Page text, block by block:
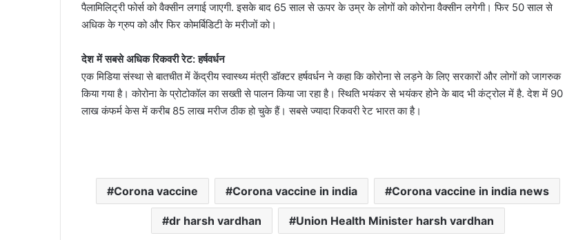
पैलामिलिट्री फोर्स को वैक्सीन लगाई जाएगी. इसके बाद 65 साल से ऊपर के उम्र के लोगों को कोरोना वैक्सीन लगेगी। फिर 50 साल से
अधिक के ग्रुप को और फिर कोमर्बिडिटी के मरीजों को।
देश में सबसे अधिक रिकवरी रेट: हर्षवर्धन
एक मिडिया संस्था से बातचीत में केंद्रीय स्वास्थ्य मंत्री डॉक्टर हर्षवर्धन ने कहा कि कोरोना से लड़ने के लिए सरकारों और लोगों को जागरुक
किया गया है। कोरोना के प्रोटोकॉल का सख्ती से पालन किया जा रहा है। स्थिति भयंकर से भयंकर होने के बाद भी कंट्रोल में है. देश में 90
लाख कंफर्म केस में करीब 85 लाख मरीज ठीक हो चुके हैं। सबसे ज्यादा रिकवरी रेट भारत का है।
Corona vaccine Corona vaccine in india Corona vaccine in india news
dr harsh vardhan Union Health Minister harsh vardhan